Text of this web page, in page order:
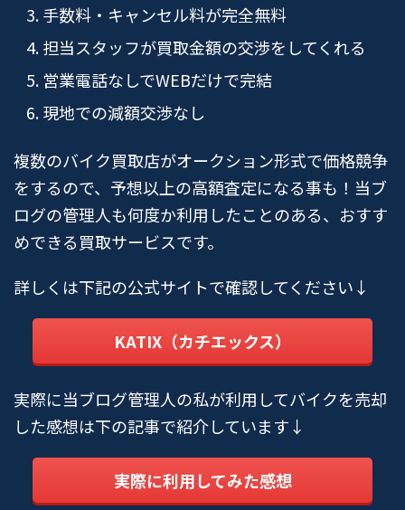
手数料・キャンセル料が完全無料
担当スタッフが買取金額の交渉をしてくれる
営業電話なしでWEBだけで完結
現地での減額交渉なし
複数のバイク買取店がオークション形式で価格競争
をするので、予想以上の高額査定になる事も！当ブ
ログの管理人も何度か利用したことのある、おすす
めできる買取サービスです。
詳しくは下記の公式サイトで確認してください↓
KATIX（カチエックス）
実際に当ブログ管理人の私が利用してバイクを売却
した感想は下の記事で紹介しています↓
実際に利用してみた感想